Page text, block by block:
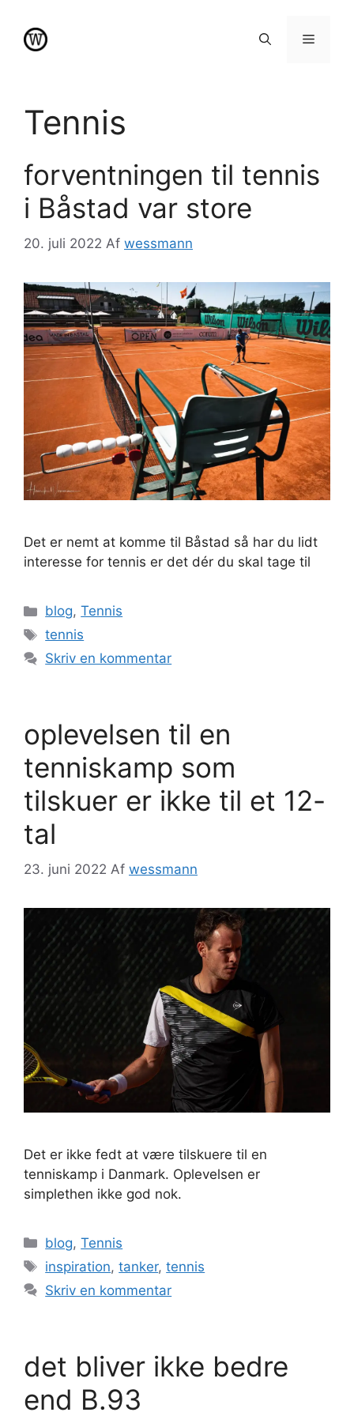
indhold
Menu
Tennis
forventningen til tennis
i Båstad var store
20. juli 2022 Af wessmann
Det er nemt at komme til Båstad så har du lidt
interesse for tennis er det dér du skal tage til
Kategorier
blog,Tennis
Tags
tennis
Skriv en kommentar
oplevelsen til en
tenniskamp som
tilskuer er ikke til et 12-
tal
23. juni 2022 Af wessmann
Det er ikke fedt at være tilskuere til en
tenniskamp i Danmark. Oplevelsen er
simplethen ikke god nok.
Kategorier
blog,Tennis
Tags
inspiration,tanker,tennis
Skriv en kommentar
det bliver ikke bedre
end B.93